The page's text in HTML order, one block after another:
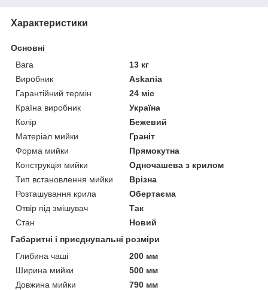
Характеристики
Основні
Вага
13 кг
Виробник
Askania
Гарантійний термін
24 міс
Країна виробник
Україна
Колір
Бежевий
Матеріал мийки
Граніт
Форма мийки
Прямокутна
Конструкція мийки
Одночашева з крилом
Тип встановлення мийки
Врізна
Розташування крила
Обертаєма
Отвір під змішувач
Так
Стан
Новий
Габаритні і приєднувальні розміри
Глибина чаші
200 мм
Ширина мийки
500 мм
Довжина мийки
790 мм